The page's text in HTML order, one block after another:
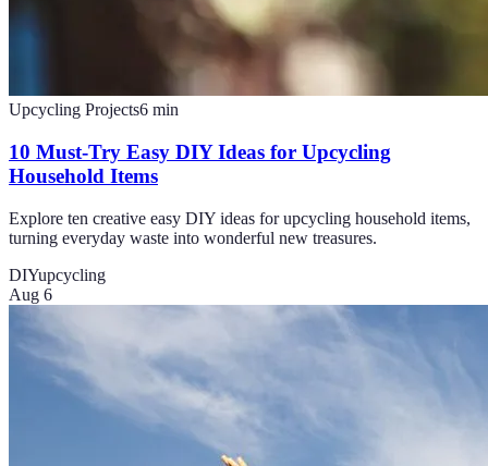
Upcycling Projects6 min
10 Must-Try Easy DIY Ideas for Upcycling
Household Items
Explore ten creative easy DIY ideas for upcycling household items,
turning everyday waste into wonderful new treasures.
DIYupcycling
Aug 6